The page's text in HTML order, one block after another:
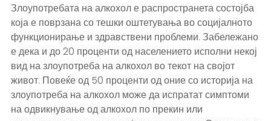
Злоупотребата на алкохол е распространета состојба
која е поврзана со тешки оштетувања во социјалното
функционирање и здравствени проблеми. Забележано
е дека и до 20 проценти од населението исполни некој
вид на злоупотреба на алкохол во текот на својот
живот. Повеќе од 50 проценти од оние со историја на
злоупотреба на алкохол може да испратат симптоми
на одвикнување од алкохол по прекин или